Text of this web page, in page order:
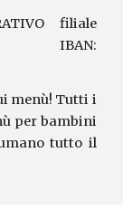
filiale
menù! Tutti i
per bambini
tutto il